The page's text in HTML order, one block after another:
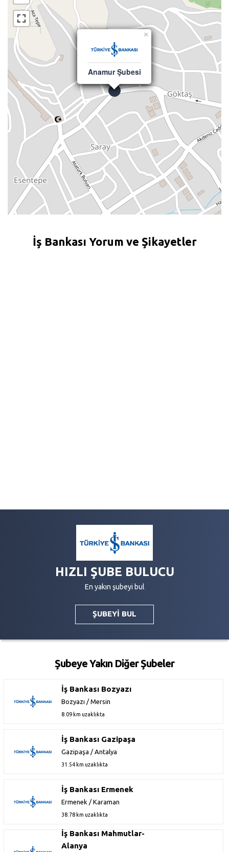
×
Anamur Şubesi
İş Bankası Yorum ve Şikayetler
HIZLI ŞUBE BULUCU
En yakın şubeyi bul
ŞUBEYİ BUL
Şubeye Yakın Diğer Şubeler
İş Bankası Bozyazı
Bozyazı / Mersin
8.09 km uzaklıkta
İş Bankası Gazipaşa
Gazipaşa / Antalya
31.54 km uzaklıkta
İş Bankası Ermenek
Ermenek / Karaman
38.78 km uzaklıkta
İş Bankası Mahmutlar-
Alanya